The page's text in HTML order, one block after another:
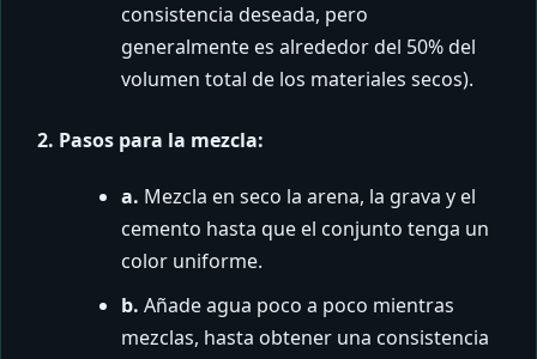
consistencia deseada, pero
generalmente es alrededor del 50% del
volumen total de los materiales secos).
2. Pasos para la mezcla:
a. Mezcla en seco la arena, la grava y el
cemento hasta que el conjunto tenga un
color uniforme.
b. Añade agua poco a poco mientras
mezclas, hasta obtener una consistencia